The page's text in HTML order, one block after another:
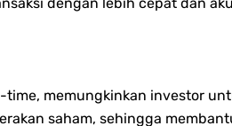
memungkinkan investor
saham, sehingga